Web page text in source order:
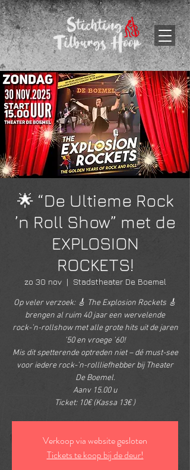
🌟 “De Ultieme Rock
’n Roll Show” met de
EXPLOSION
ROCKETS!
zo 30 nov
  |
Stadstheater De Boemel
Op veler verzoek: 🎸 The Explosion Rockets 🎸
brengen al ruim 40 jaar een wervelende
rock-’n-rollshow met alle grote hits uit de jaren
’50 en vroege ’60!
Mis dit spetterende optreden niet – dé must-see
voor iedere rock-’n-rollliefhebber bij Theater
De Boemel.
Aanv 15.00 u
Ticket: 10€ (Kassa 13€ )
Verkoop via website gesloten
Tickets te koop bij de deur!